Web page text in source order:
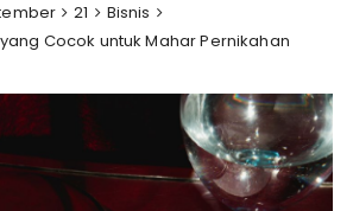
21
Bisnis
Cocok untuk Mahar Pernikahan